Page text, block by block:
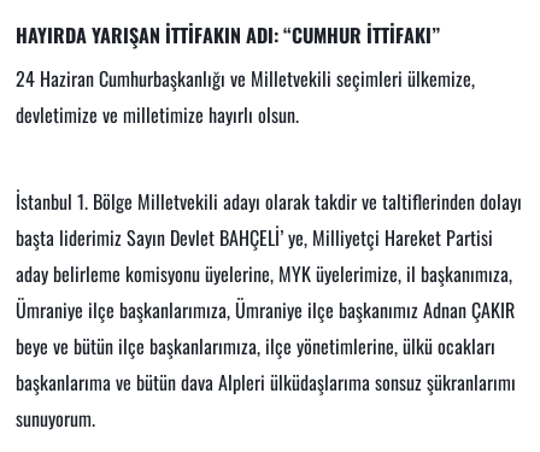
HAYIRDA YARIŞAN İTTİFAKIN ADI: “CUMHUR İTTİFAKI”
24 Haziran Cumhurbaşkanlığı ve Milletvekili seçimleri ülkemize,
devletimize ve milletimize hayırlı olsun.
İstanbul 1. Bölge Milletvekili adayı olarak takdir ve taltiflerinden dolayı
başta liderimiz Sayın Devlet BAHÇELİ’ ye, Milliyetçi Hareket Partisi
aday belirleme komisyonu üyelerine, MYK üyelerimize, il başkanımıza,
Ümraniye ilçe başkanlarımıza, Ümraniye ilçe başkanımız Adnan ÇAKIR
beye ve bütün ilçe başkanlarımıza, ilçe yönetimlerine, ülkü ocakları
başkanlarıma ve bütün dava Alpleri ülküdaşlarıma sonsuz şükranlarımı
sunuyorum.